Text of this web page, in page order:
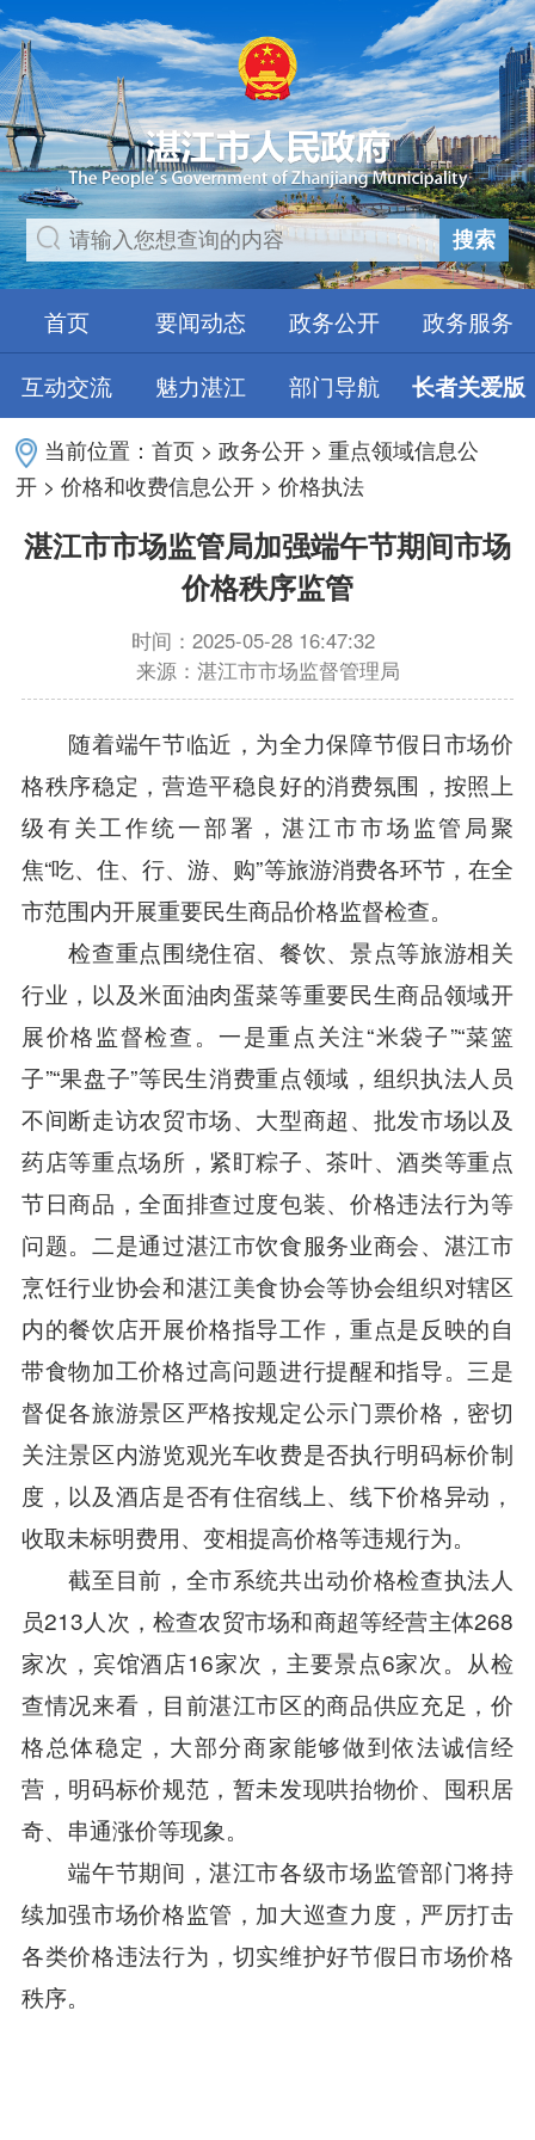
搜索
首页 要闻动态 政务公开
政务服务
互动交流
魅力湛江 部门导航 长者关爱版
当前位置：首页 >政务公开 >重点领域信息公
开 >价格和收费信息公开 >价格执法
湛江市市场监管局加强端午节期间市场
价格秩序监管
时间：2025-05-28 16:47:32
来源：湛江市市场监督管理局
随着端午节临近，为全力保障节假日市场价
格秩序稳定，营造平稳良好的消费氛围，按照上
级有关工作统一部署，湛江市市场监管局聚
焦“吃、住、行、游、购”等旅游消费各环节，在全
市范围内开展重要民生商品价格监督检查。
检查重点围绕住宿、餐饮、景点等旅游相关
行业，以及米面油肉蛋菜等重要民生商品领域开
展价格监督检查。一是重点关注“米袋子”“菜篮
子”“果盘子”等民生消费重点领域，组织执法人员
不间断走访农贸市场、大型商超、批发市场以及
药店等重点场所，紧盯粽子、茶叶、酒类等重点
节日商品，全面排查过度包装、价格违法行为等
问题。二是通过湛江市饮食服务业商会、湛江市
烹饪行业协会和湛江美食协会等协会组织对辖区
内的餐饮店开展价格指导工作，重点是反映的自
带食物加工价格过高问题进行提醒和指导。三是
督促各旅游景区严格按规定公示门票价格，密切
关注景区内游览观光车收费是否执行明码标价制
度，以及酒店是否有住宿线上、线下价格异动，
收取未标明费用、变相提高价格等违规行为。
截至目前，全市系统共出动价格检查执法人
员213人次，检查农贸市场和商超等经营主体268
家次，宾馆酒店16家次，主要景点6家次。从检
查情况来看，目前湛江市区的商品供应充足，价
格总体稳定，大部分商家能够做到依法诚信经
营，明码标价规范，暂未发现哄抬物价、囤积居
奇、串通涨价等现象。
端午节期间，湛江市各级市场监管部门将持
续加强市场价格监管，加大巡查力度，严厉打击
各类价格违法行为，切实维护好节假日市场价格
秩序。